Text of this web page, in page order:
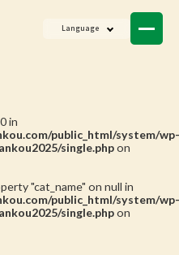
Language
in
public_html/system/wp-
single.phpon
"cat_name" on null in
public_html/system/wp-
single.phpon